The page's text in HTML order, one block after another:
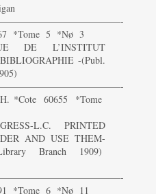
*Tome 5 *Nø 3
DE L’INSTITUT
-(Publ.
*Cote 60655 *Tome
L.C. PRINTED
AND USE THEM-
Branch 1909)
*Tome 6 *Nø 11